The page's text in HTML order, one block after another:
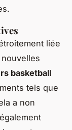
liée
basketball
tels que
a non